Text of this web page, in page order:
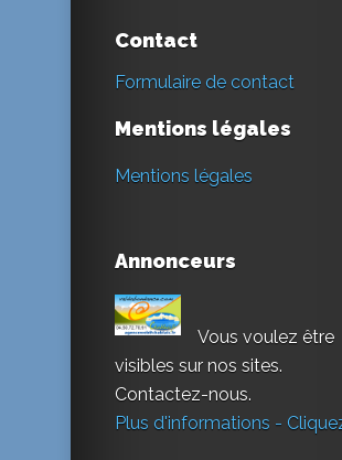
Contact
Formulaire de contact
Mentions légales
Mentions légales
Annonceurs
Vous voulez être
visibles sur nos sites.
Contactez-nous.
Plus d'informations -